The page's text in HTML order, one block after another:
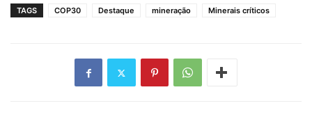
TAGS COP30 Destaque mineração Minerais críticos